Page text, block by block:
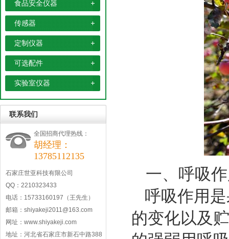
食品安全仪器
传感器
定制仪器
可选配件
实验室仪器
联系我们
全国招商代理热线：
胡经理：
13785112135
石家庄世亚科技有限公司
QQ：2210323433
电话：15733160197（王先生）
邮箱：shiyakeji2011@163.com
网址：www.shiyakeji.com
地址：河北省石家庄市新石中路388
一、呼吸
呼吸作用
的变化以及